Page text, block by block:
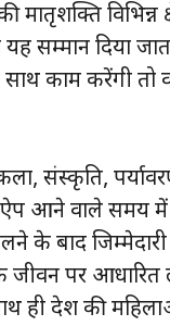
विभिन्न
सम्मान दिया
काम करेंगी तो
संस्कृति,
ऐप आने वाले
के बाद
जीवन पर
ही देश की